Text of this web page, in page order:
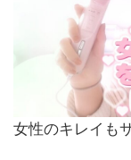
女性のキレイも